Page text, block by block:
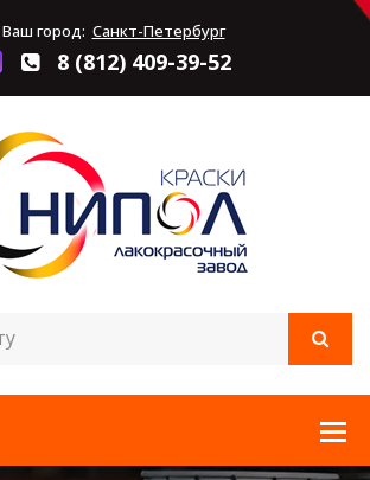
Ваш город: Санкт-Петербург
8 (812) 409-39-52